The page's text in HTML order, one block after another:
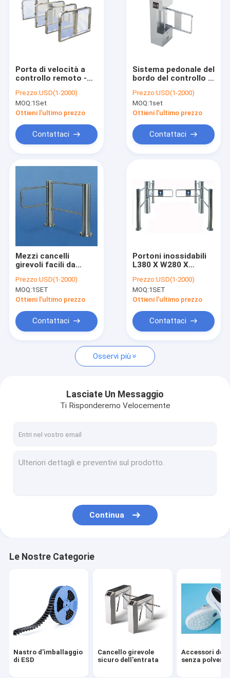
Prodotti
Chi siamo
Fatory Tour
notizie
Tutti i casi
Nastro d'imballaggio di ESD
Accessori del locale senza polvere
Nastro di copertura
Contenitore d'imballaggio di bolla
smt
tessuto di ESD
Porta di velocità a
controllo remoto -
antincollisione in
acciaio inossidabile,
40 P/min, per un
Prezzo:USD(1-2000)
MOQ:1Set
Ottieni l'ultimo prezzo
Contattaci
Sistema pedonale del
bordo del controllo di
inossidabile del
portone 304 della
barriera
Prezzo:USD(1-2000)
MOQ:1set
Ottieni l'ultimo prezzo
Contattaci
Mezzi cancelli
girevoli facili da
inossidabili per il
sistema del controllo
di accesso
Prezzo:USD(1-2000)
MOQ:1SET
Ottieni l'ultimo prezzo
Contattaci
Portoni inossidabili
L380 X W280 X
barriera
dell'oscillazione del
cancello girevole del
Prezzo:USD(1-2000)
MOQ:1SET
Ottieni l'ultimo prezzo
Contattaci
Osservi più
Lasciate Un Messaggio
Ti Risponderemo Velocemente
Continua
Le Nostre Categorie
Nastro d'imballaggio
di ESD
Cancello girevole
sicuro dell'entrata
Accessori del
senza polvere